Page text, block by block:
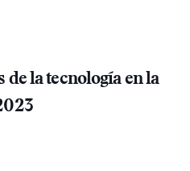
de la tecnología en la